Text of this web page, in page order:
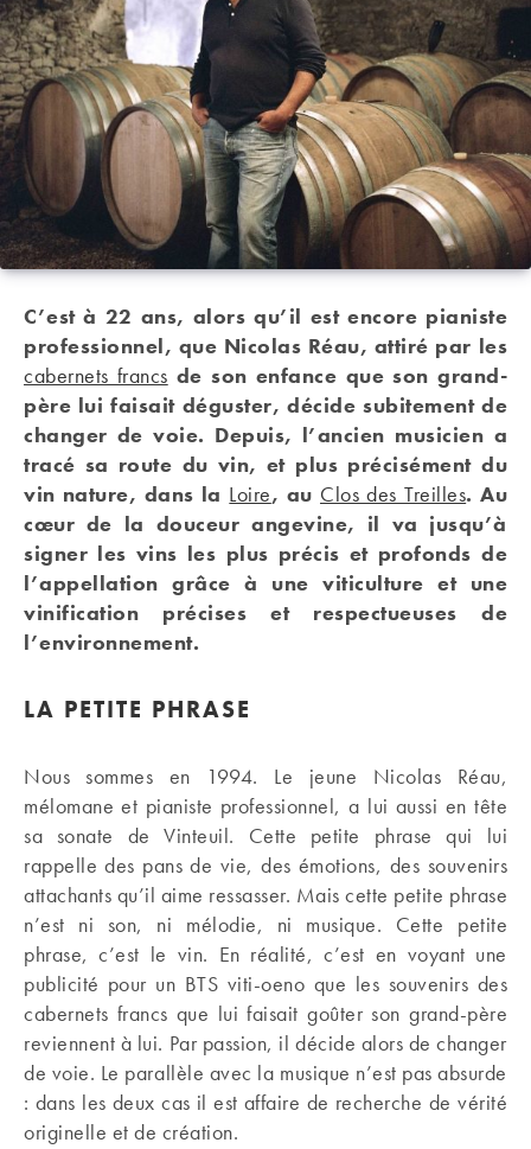
C’est à 22 ans, alors qu’il est encore pianiste
professionnel, que Nicolas Réau, attiré par les
cabernets francs de son enfance que son grand-
père lui faisait déguster, décide subitement de
changer de voie. Depuis, l’ancien musicien a
tracé sa route du vin, et plus précisément du
vin nature, dans la Loire, au Clos des Treilles. Au
cœur de la douceur angevine, il va jusqu’à
signer les vins les plus précis et profonds de
l’appellation grâce à une viticulture et une
vinification précises et respectueuses de
l’environnement.
LA PETITE PHRASE
Nous sommes en 1994. Le jeune Nicolas Réau,
mélomane et pianiste professionnel, a lui aussi en tête
sa sonate de Vinteuil. Cette petite phrase qui lui
rappelle des pans de vie, des émotions, des souvenirs
attachants qu’il aime ressasser. Mais cette petite phrase
n’est ni son, ni mélodie, ni musique. Cette petite
phrase, c’est le vin. En réalité, c’est en voyant une
publicité pour un BTS viti-oeno que les souvenirs des
cabernets francs que lui faisait goûter son grand-père
reviennent à lui. Par passion, il décide alors de changer
de voie. Le parallèle avec la musique n’est pas absurde
: dans les deux cas il est affaire de recherche de vérité
originelle et de création.